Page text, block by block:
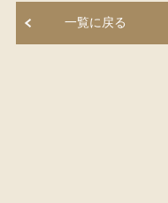
お問い合わせ
一覧に戻る